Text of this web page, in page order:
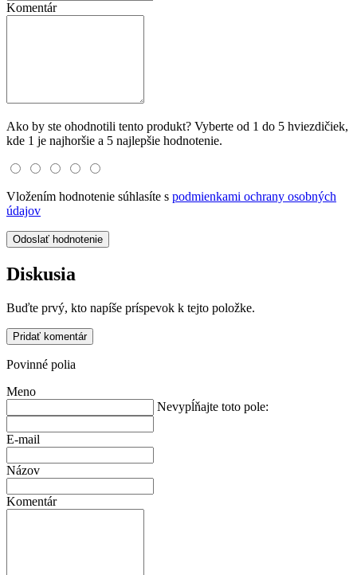
Komentár
Ako by ste ohodnotili tento produkt? Vyberte od 1 do 5 hviezdičiek,
kde 1 je najhoršie a 5 najlepšie hodnotenie.
Vložením hodnotenie súhlasíte s podmienkami ochrany osobných
údajov
Odoslať hodnotenie
Diskusia
Buďte prvý, kto napíše príspevok k tejto položke.
Pridať komentár
Povinné polia
Meno
Nevypĺňajte toto pole:
E-mail
Názov
Komentár